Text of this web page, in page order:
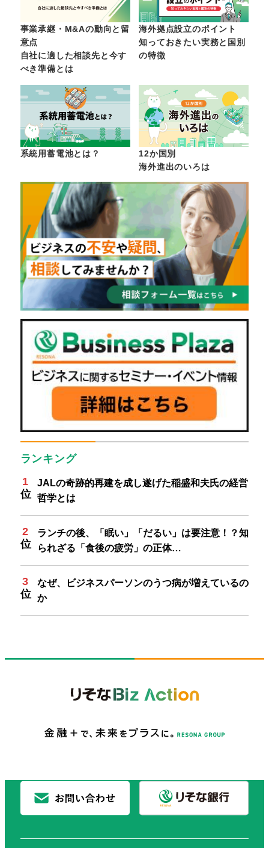
事業承継・M&Aの動向と留
意点
自社に適した相談先と今す
べき準備とは
海外拠点設立のポイント
知っておきたい実務と国別
の特徴
系統用蓄電池とは？
12か国別
海外進出のいろは
ランキング
JALの奇跡的再建を成し遂げた稲盛和夫氏の経営
哲学とは
ランチの後、「眠い」「だるい」は要注意！？知
られざる「食後の疲労」の正体…
なぜ、ビジネスパーソンのうつ病が増えているの
か